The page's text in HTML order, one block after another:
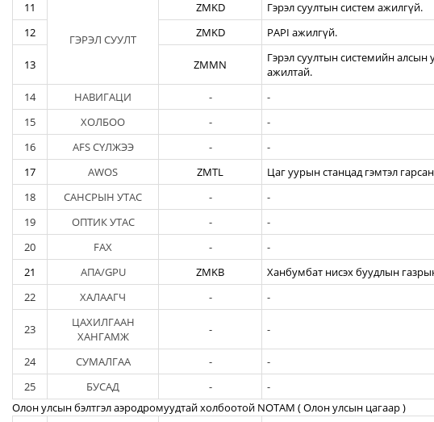
11
ГЭРЭЛ СУУЛТ
ZMKD Гэрэл суултын систем ажилгүй.
12
ZMKD PAPI ажилгүй.
13 ZMMN
Гэрэл суултын системийн алсын
ажилтай.
14 НАВИГАЦИ - -
15
ХОЛБОО - -
16
AFS СҮЛЖЭЭ - -
17
AWOS ZMTL Цаг уурын станцад гэмтэл
18
САНСРЫН УТАС - -
19
ОПТИК УТАС - -
20
FAX - -
21
АПА/GPU ZMKB Ханбумбат нисэх буудлын
22
ХАЛААГЧ - -
23
ЦАХИЛГААН
ХАНГАМЖ
- -
24 СУМАЛГАА - -
25
БУСАД - -
Олон улсын бэлтгэл аэродромуудтай холбоотой NOTAM ( Oлон улсын цагаар )